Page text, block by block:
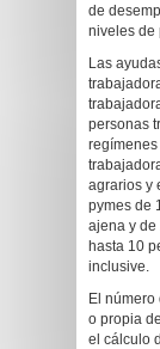
de
niveles de
Las
personas
agrarios y
pymes de
ajena y de
hasta 10
inclusive.
El
o propia
el cálculo